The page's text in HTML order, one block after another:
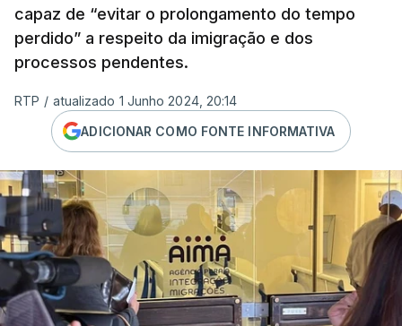
capaz de “evitar o prolongamento do tempo
perdido” a respeito da imigração e dos
processos pendentes.
RTP / atualizado 1 Junho 2024, 20:14
ADICIONAR COMO FONTE INFORMATIVA